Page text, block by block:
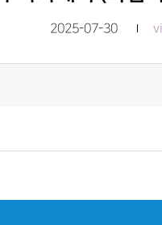
2025-07-30